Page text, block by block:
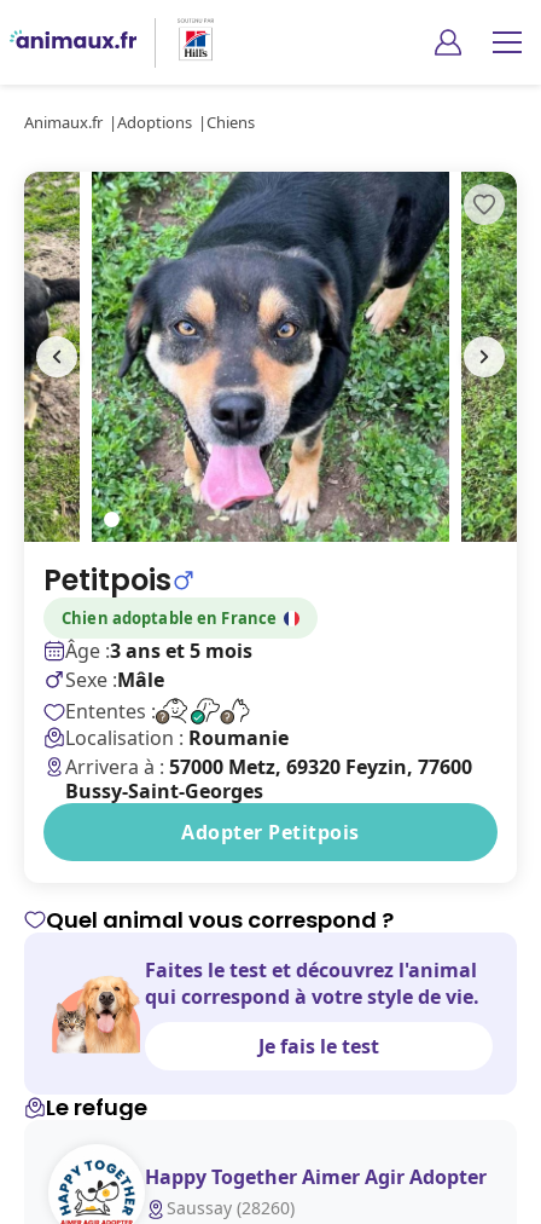
Animaux.fr Adoptions Chiens
Petitpois
Chien adoptable en France
Âge :3 ans et 5 mois
Sexe :Mâle
Ententes :
Localisation : Roumanie
Arrivera à : 57000 Metz, 69320 Feyzin, 77600
Bussy-Saint-Georges
Adopter Petitpois
Quel animal vous correspond ?
Faites le test et découvrez l'animal
qui correspond à votre style de vie.
Je fais le test
Le refuge
Happy Together Aimer Agir Adopter
Saussay (28260)